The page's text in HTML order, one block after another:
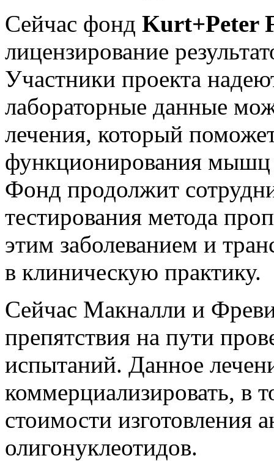
Сейчас фонд Kurt+Peter
лицензирование
Участники проекта
лабораторные данные
лечения, который
функционирования
Фонд продолжит
тестирования метода
этим заболеванием и
в клиническую практику.
Сейчас Макналли и
препятствия на пути
испытаний. Данное
коммерциализировать, в
стоимости изготовления
олигонуклеотидов.